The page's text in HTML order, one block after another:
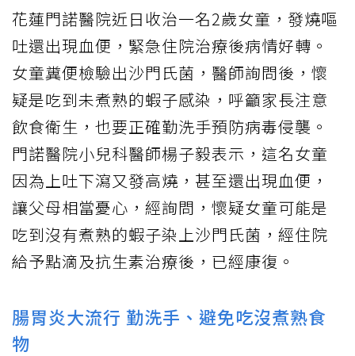
花蓮門諾醫院近日收治一名2歲女童，發燒嘔
吐還出現血便，緊急住院治療後病情好轉。
女童糞便檢驗出沙門氏菌，醫師詢問後，懷
疑是吃到未煮熟的蝦子感染，呼籲家長注意
飲食衛生，也要正確勤洗手預防病毒侵襲。
門諾醫院小兒科醫師楊子毅表示，這名女童
因為上吐下瀉又發高燒，甚至還出現血便，
讓父母相當憂心，經詢問，懷疑女童可能是
吃到沒有煮熟的蝦子染上沙門氏菌，經住院
給予點滴及抗生素治療後，已經康復。
腸胃炎大流行 勤洗手、避免吃沒煮熟食
物